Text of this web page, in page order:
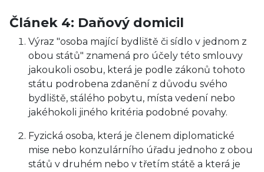
Článek 4: Daňový domicil
Výraz "osoba mající bydliště či sídlo v jednom z
obou států" znamená pro účely této smlouvy
jakoukoli osobu, která je podle zákonů tohoto
státu podrobena zdanění z důvodu svého
bydliště, stálého pobytu, místa vedení nebo
jakéhokoli jiného kritéria podobné povahy.
Fyzická osoba, která je členem diplomatické
mise nebo konzulárního úřadu jednoho z obou
států v druhém nebo v třetím státě a která je